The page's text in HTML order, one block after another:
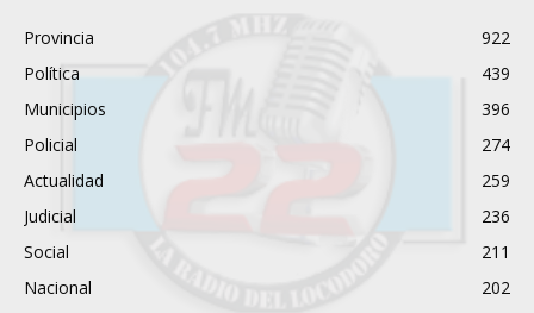
Provincia
922
Política
439
Municipios
396
Policial
274
Actualidad
259
Judicial
236
Social
211
Nacional
202